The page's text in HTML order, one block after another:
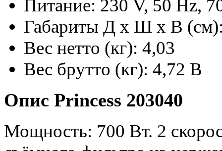
Питание: 230 V, 50 Hz,
Габариты Д х Ш х В
Вес нетто (кг): 4,03
Вес брутто (кг): 4,72 В
Опис Princess 203040
Мощность: 700 Вт. 2